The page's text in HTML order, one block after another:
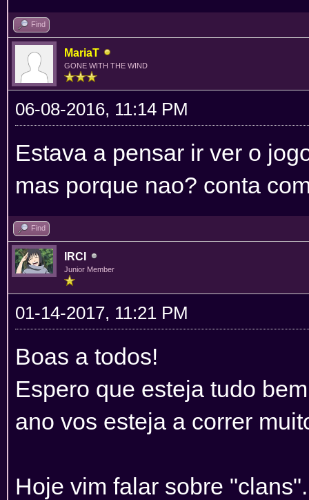
Find
MariaT
GONE WITH THE WIND
06-08-2016, 11:14 PM
Estava a pensar ir ver o
mas porque nao? conta
Find
IRCI
Junior Member
01-14-2017, 11:21 PM
Boas a todos!
Espero que esteja tudo
ano vos esteja a correr
Hoje vim falar sobre "clans".